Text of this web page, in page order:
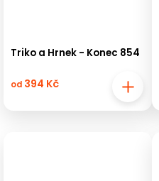
Triko a Hrnek - Konec 854
od 394 Kč